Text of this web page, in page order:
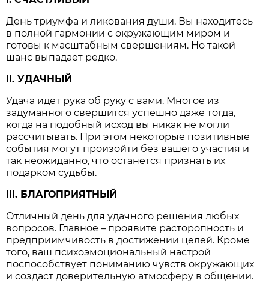
День триумфа и ликования души. Вы находитесь
в полной гармонии с окружающим миром и
готовы к масштабным свершениям. Но такой
шанс выпадает редко.
II. УДАЧНЫЙ
Удача идет рука об руку с вами. Многое из
задуманного свершится успешно даже тогда,
когда на подобный исход вы никак не могли
рассчитывать. При этом некоторые позитивные
события могут произойти без вашего участия и
так неожиданно, что останется признать их
подарком судьбы.
III. БЛАГОПРИЯТНЫЙ
Отличный день для удачного решения любых
вопросов. Главное – проявите расторопность и
предприимчивость в достижении целей. Кроме
того, ваш психоэмоциональный настрой
поспособствует пониманию чувств окружающих
и создаст доверительную атмосферу в общении.